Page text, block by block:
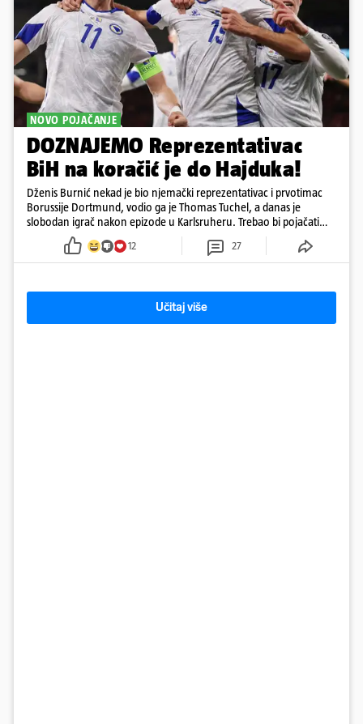
NOVO POJAČANJE
DOZNAJEMO Reprezentativac
BiH na koračić je do Hajduka!
Dženis Burnić nekad je bio njemački reprezentativac i prvotimac
Borussije Dortmund, vodio ga je Thomas Tuchel, a danas je
slobodan igrač nakon epizode u Karlsruheru. Trebao bi pojačati
konkurenciju u veznom redu
12 27
Učitaj više